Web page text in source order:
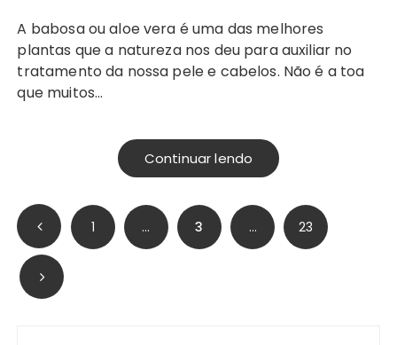
A babosa ou aloe vera é uma das melhores
plantas que a natureza nos deu para auxiliar no
tratamento da nossa pele e cabelos. Não é a toa
que muitos…
Continuar lendo
Paginação
de
posts
1 … 3 … 23